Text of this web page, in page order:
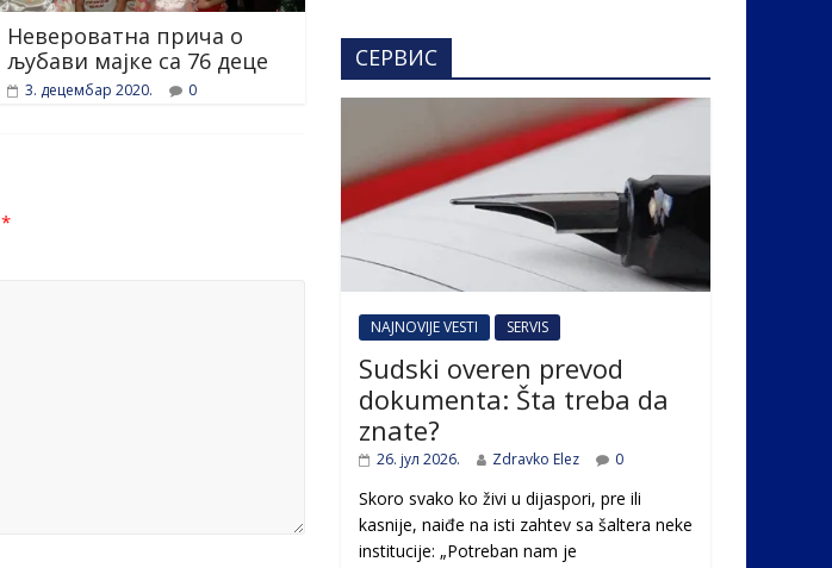
Невероватна прича о
љубави мајке са 76 деце
3. децембар 2020. 0
*
СЕРВИС
NAJNOVIJE VESTI SERVIS
Sudski overen prevod
dokumenta: Šta treba da
znate?
26. јул 2026. Zdravko Elez 0
Skoro svako ko živi u dijaspori, pre ili
kasnije, naiđe na isti zahtev sa šaltera neke
institucije: „Potreban nam je